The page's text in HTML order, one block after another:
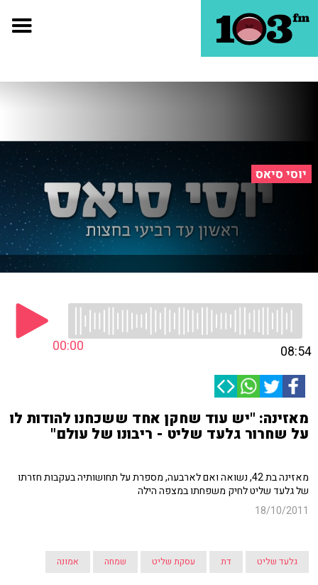
יוסי סיאס
00:00 08:54
מאזינה: "יש עוד שחקן אחד ששכחנו להודות לו
על שחרור גלעד שליט - ריבונו של עולם"
מאזינה בת 42, נשואה ואם לארבעה, מספרת על תחושותיה בעקבות חזרתו
של גלעד שליט לחיק משפחתו במצפה הילה
18/10/2011
גלעד שליט דת עסקת שליט שמחה אמונה